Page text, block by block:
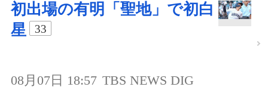
初出場の有明「聖地」で初白
星
33
08月07日 18:57 TBS NEWS DIG